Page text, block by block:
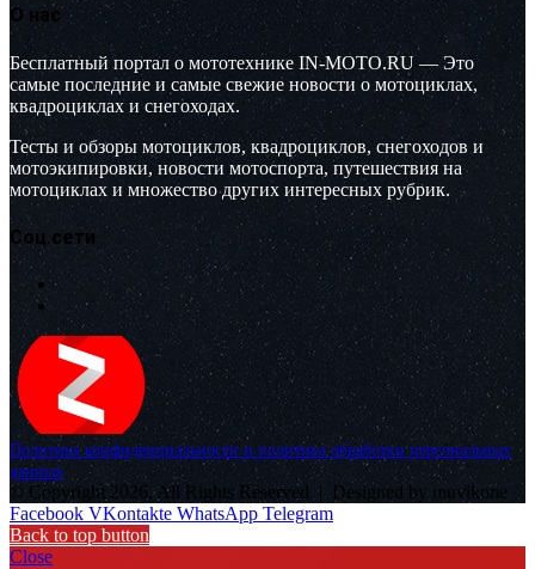
О нас
Бесплатный портал о мототехнике IN-MOTO.RU — Это
самые последние и самые свежие новости о мотоциклах,
квадроциклах и снегоходах.
Тесты и обзоры мотоциклов, квадроциклов, снегоходов и
мотоэкипировки, новости мотоспорта, путешествия на
мотоциклах и множество других интересных рубрик.
Соц.сети
Политика конфиденциальности и политика обработки персональных
данных
© Copyright 2026, All Rights Reserved | Designed by muvikone
Facebook VKontakte WhatsApp Telegram
Back to top button
Close